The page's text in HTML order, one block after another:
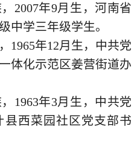
年9月生，河南省
中学三年级学生。
年12月生，中共党
体化示范区姜营街道办
年3月生，中共党
县西菜园社区党支部书